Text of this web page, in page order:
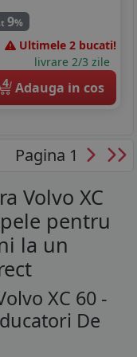
9%
Ultimele 2 bucati!
livrare 2/3 zile
4 Adauga in cos
Pagina 1
Volvo XC
pentru
la un
XC 60 -
De